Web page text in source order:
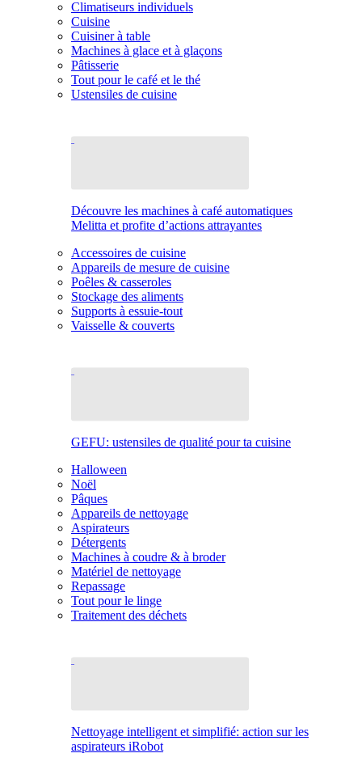
Climatiseurs individuels
Cuisine
Cuisiner à table
Machines à glace et à glaçons
Pâtisserie
Tout pour le café et le thé
Ustensiles de cuisine
Découvre les machines à café automatiques
Melitta et profite d’actions attrayantes
Accessoires de cuisine
Appareils de mesure de cuisine
Poêles & casseroles
Stockage des aliments
Supports à essuie-tout
Vaisselle & couverts
GEFU: ustensiles de qualité pour ta cuisine
Halloween
Noël
Pâques
Appareils de nettoyage
Aspirateurs
Détergents
Machines à coudre & à broder
Matériel de nettoyage
Repassage
Tout pour le linge
Traitement des déchets
Nettoyage intelligent et simplifié: action sur les
aspirateurs iRobot